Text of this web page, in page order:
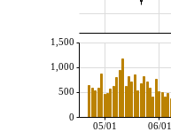
06/01
05/01
0
500
1,000
1,500